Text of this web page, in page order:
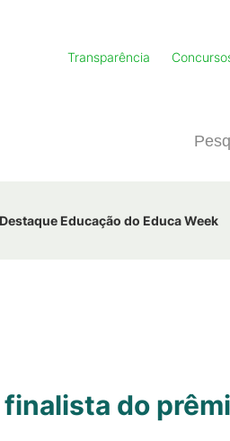
Transparência
Educação do Educa Week
do